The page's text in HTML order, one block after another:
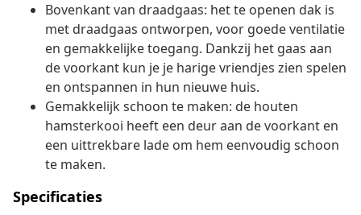
Bovenkant van draadgaas: het te openen dak is
met draadgaas ontworpen, voor goede ventilatie
en gemakkelijke toegang. Dankzij het gaas aan
de voorkant kun je je harige vriendjes zien spelen
en ontspannen in hun nieuwe huis.
Gemakkelijk schoon te maken: de houten
hamsterkooi heeft een deur aan de voorkant en
een uittrekbare lade om hem eenvoudig schoon
te maken.
Specificaties